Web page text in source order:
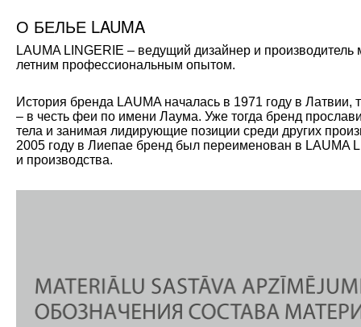
О БЕЛЬЕ LAUMA
LAUMA LINGERIE – ведущий дизайнер и
летним профессиональным опытом.
История бренда LAUMA началась в 1971 году в
– в честь феи по имени Лаума. Уже тогда бренд
тела и занимая лидирующие позиции среди других
2005 году в Лиепае бренд был переименован в LAUMA
и производства.